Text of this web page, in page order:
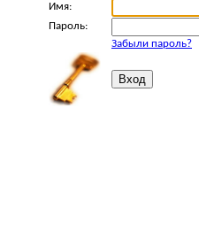
Имя:
Пароль:
Забыли пароль?